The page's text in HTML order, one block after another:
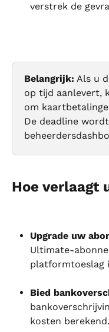
verstrek de
Belangrijk: Als u
op tijd aanlevert,
om
De deadline
Hoe verlaagt
Upgrade uw
Ultimate-
platformtoeslag
Bied
kosten berekend.